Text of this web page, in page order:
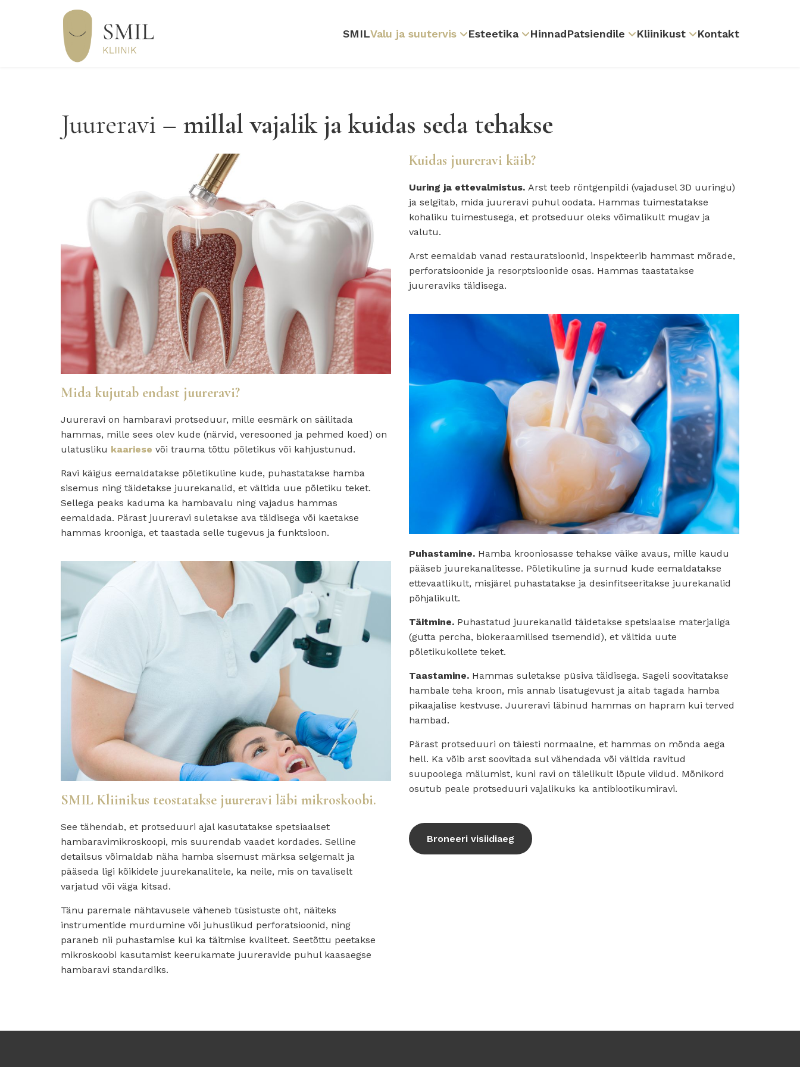
SMILValu ja suutervis Esteetika HinnadPatsiendile Kliinikust Kontakt
Juureravi – millal vajalik ja kuidas seda tehakse
Mida kujutab endast juureravi?
Juureravi on hambaravi protseduur, mille eesmärk on säilitada
hammas, mille sees olev kude (närvid, veresooned ja pehmed koed) on
ulatusliku kaariese või trauma tõttu põletikus või kahjustunud.
Ravi käigus eemaldatakse põletikuline kude, puhastatakse hamba
sisemus ning täidetakse juurekanalid, et vältida uue põletiku teket.
Sellega peaks kaduma ka hambavalu ning vajadus hammas
eemaldada. Pärast juureravi suletakse ava täidisega või kaetakse
hammas krooniga, et taastada selle tugevus ja funktsioon.
SMIL Kliinikus teostatakse juureravi läbi mikroskoobi.
See tähendab, et protseduuri ajal kasutatakse spetsiaalset
hambaravimikroskoopi, mis suurendab vaadet kordades. Selline
detailsus võimaldab näha hamba sisemust märksa selgemalt ja
pääseda ligi kõikidele juurekanalitele, ka neile, mis on tavaliselt
varjatud või väga kitsad.
Tänu paremale nähtavusele väheneb tüsistuste oht, näiteks
instrumentide murdumine või juhuslikud perforatsioonid, ning
paraneb nii puhastamise kui ka täitmise kvaliteet. Seetõttu peetakse
mikroskoobi kasutamist keerukamate juureravide puhul kaasaegse
hambaravi standardiks.
Kuidas juureravi käib?
Uuring ja ettevalmistus. Arst teeb röntgenpildi (vajadusel 3D uuringu)
ja selgitab, mida juureravi puhul oodata. Hammas tuimestatakse
kohaliku tuimestusega, et protseduur oleks võimalikult mugav ja
valutu.
Arst eemaldab vanad restauratsioonid, inspekteerib hammast mõrade,
perforatsioonide ja resorptsioonide osas. Hammas taastatakse
juureraviks täidisega.
Puhastamine. Hamba krooniosasse tehakse väike avaus, mille kaudu
pääseb juurekanalitesse. Põletikuline ja surnud kude eemaldatakse
ettevaatlikult, misjärel puhastatakse ja desinfitseeritakse juurekanalid
põhjalikult.
Täitmine. Puhastatud juurekanalid täidetakse spetsiaalse materjaliga
(gutta percha, biokeraamilised tsemendid), et vältida uute
põletikukollete teket.
Taastamine. Hammas suletakse püsiva täidisega. Sageli soovitatakse
hambale teha kroon, mis annab lisatugevust ja aitab tagada hamba
pikaajalise kestvuse. Juureravi läbinud hammas on hapram kui terved
hambad.
Pärast protseduuri on täiesti normaalne, et hammas on mõnda aega
hell. Ka võib arst soovitada sul vähendada või vältida ravitud
suupoolega mälumist, kuni ravi on täielikult lõpule viidud. Mõnikord
osutub peale protseduuri vajalikuks ka antibiootikumiravi.
Broneeri visiidiaeg